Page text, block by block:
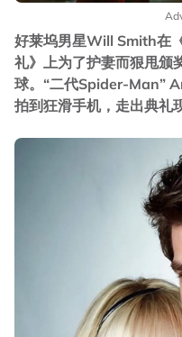
好莱坞男星Will Smith在
礼》上为了护妻而狠甩颁
球。“二代Spider-Man”
拍到狂滑手机，走出典礼